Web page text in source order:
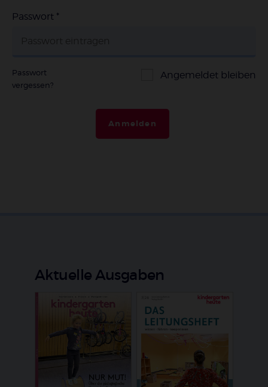
Passwort *
Passwort
vergessen?
Angemeldet bleiben
Anmelden
Aktuelle Ausgaben